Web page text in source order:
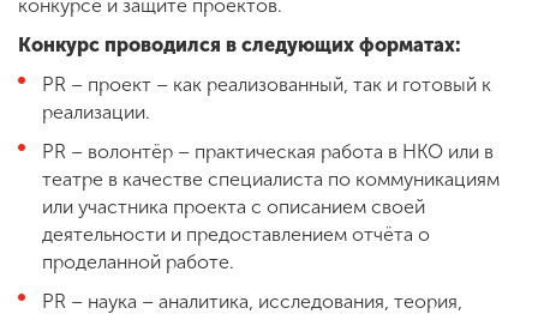
конкурсе и защите проектов.
Конкурс проводился в следующих форматах:
PR – проект – как реализованный, так и готовый к
реализации.
PR – волонтёр – практическая работа в НКО или в
театре в качестве специалиста по коммуникациям
или участника проекта с описанием своей
деятельности и предоставлением отчёта о
проделанной работе.
PR – наука – аналитика, исследования, теория,